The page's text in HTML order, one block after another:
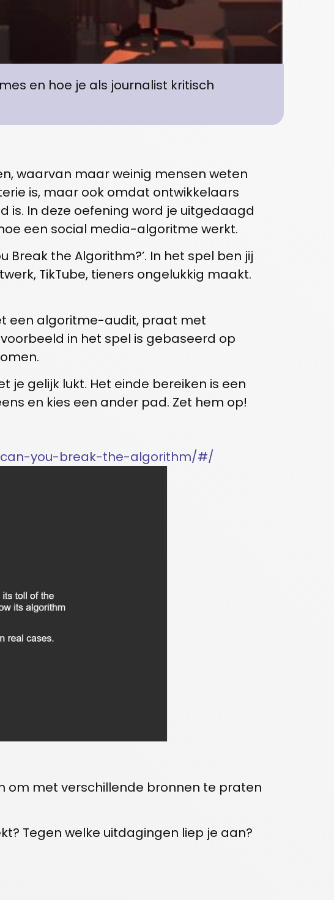
en hoe je als journalist kritisch
waarvan maar weinig mensen weten
is, maar ook omdat ontwikkelaars
is. In deze oefening word je uitgedaagd
een social media-algoritme werkt.
the Algorithm?’. In het spel ben jij
TikTube, tieners ongelukkig maakt.
een algoritme-audit, praat met
in het spel is gebaseerd op
gelijk lukt. Het einde bereiken is een
en kies een ander pad. Zet hem op!
you-break-the-algorithm/#/
om met verschillende bronnen te praten
Tegen welke uitdagingen liep je aan?